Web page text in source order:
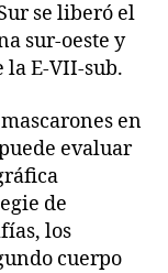
se liberó el
sur-oeste y
la E-VII-sub.
en
evaluar
de
los
cuerpo